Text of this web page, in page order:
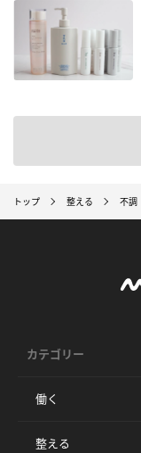
トップ 整える 不調
カテゴリー
働く
整える